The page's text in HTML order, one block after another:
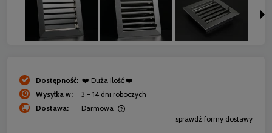
Dostępność: ❤️ Duża ilość ❤️
Wysyłka w:
3 - 14 dni roboczych
Dostawa:
Darmowa
Cena nie zawiera ewentualnych kosztów płatnościsprawdź formy dostawy